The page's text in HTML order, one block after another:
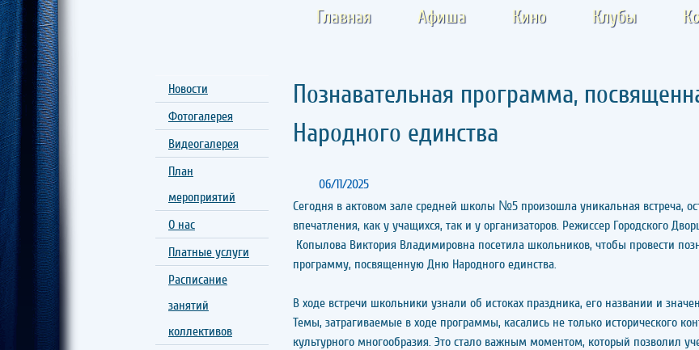
Главная Афиша Кино Клубы
Новости
Фотогалерея
Видеогалерея
План
мероприятий
О нас
Платные услуги
Расписание
занятий
коллективов
Познавательная программа,
Народного единства
06/11/2025
Сегодня в актовом зале средней школы №5 произошла уникальная встреча,
впечатления, как у учащихся, так и у организаторов. Режиссер Городского
Копылова Виктория Владимировна посетила школьников, чтобы провести
программу, посвященную Дню Народного единства.
В ходе встречи школьники узнали об истоках праздника, его названии и
Темы, затрагиваемые в ходе программы, касались не только исторического
культурного многообразия. Это стало важным моментом, который позволил